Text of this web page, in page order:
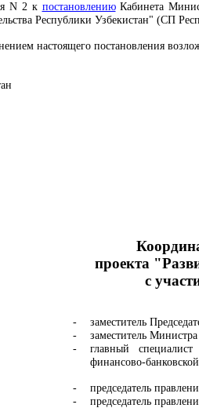
N 2 к постановлениюКабинета
Республики Узбекистан" (СП
настоящего постановления
проекта
с
-
заместитель
-
заместитель
-
главный специалист
финансово-
-
председатель
- председатель